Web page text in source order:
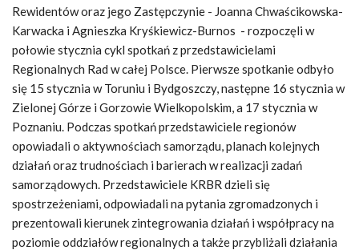
Rewidentów oraz jego Zastępczynie - Joanna Chwaścikowska-
Karwacka i Agnieszka Kryśkiewicz-Burnos - rozpoczęli w
połowie stycznia cykl spotkań z przedstawicielami
Regionalnych Rad w całej Polsce. Pierwsze spotkanie odbyło
się 15 stycznia w Toruniu i Bydgoszczy, następne 16 stycznia w
Zielonej Górze i Gorzowie Wielkopolskim, a 17 stycznia w
Poznaniu. Podczas spotkań przedstawiciele regionów
opowiadali o aktywnościach samorządu, planach kolejnych
działań oraz trudnościach i barierach w realizacji zadań
samorządowych. Przedstawiciele KRBR dzieli się
spostrzeżeniami, odpowiadali na pytania zgromadzonych i
prezentowali kierunek zintegrowania działań i współpracy na
poziomie oddziałów regionalnych a także przybliżali działania